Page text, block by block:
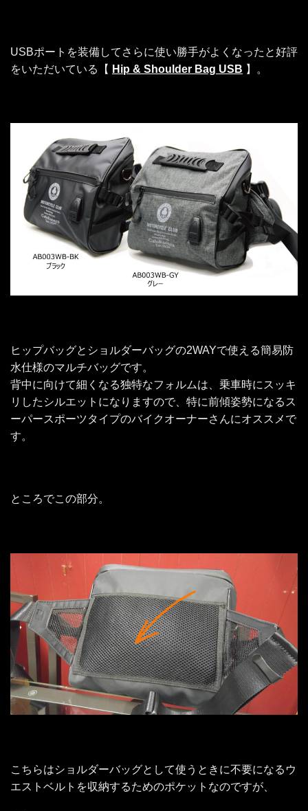
USBポートを装備してさらに使い勝手がよくなったと好評
をいただいている【 Hip & Shoulder Bag USB 】。
ヒップバッグとショルダーバッグの2WAYで使える簡易防
水仕様のマルチバッグです。
背中に向けて細くなる独特なフォルムは、乗車時にスッキ
リしたシルエットになりますので、特に前傾姿勢になるス
ーパースポーツタイプのバイクオーナーさんにオススメで
す。
ところでこの部分。
こちらはショルダーバッグとして使うときに不要になるウ
エストベルトを収納するためのポケットなのですが、